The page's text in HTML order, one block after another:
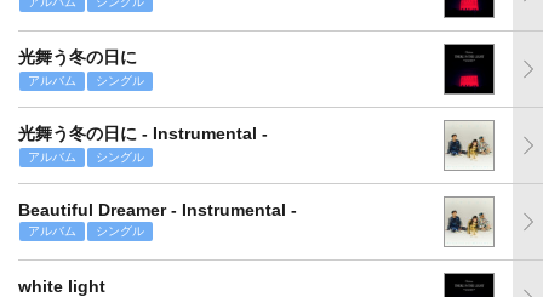
光舞う冬の日に
アルバム シングル
光舞う冬の日に - Instrumental -
アルバム シングル
Beautiful Dreamer - Instrumental -
アルバム シングル
white light